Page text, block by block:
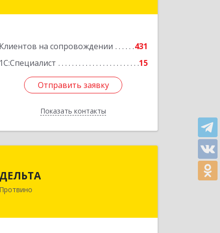
Клиентов на сопровождении
431
1С:Специалист
15
Отправить заявку
Показать контакты
Подробнее
Отправить заявку
Назад
ДЕЛЬТА
Протвино
142281, Московская обл, Протвино г,
Подробнее